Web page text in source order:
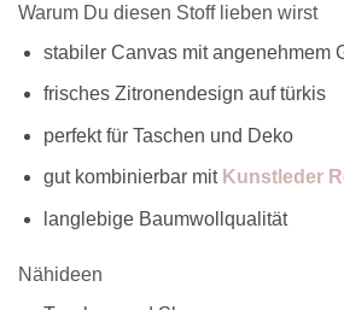
Warum Du diesen Stoff lieben wirst
stabiler Canvas mit angenehmem
frisches Zitronendesign auf türkis
perfekt für Taschen und Deko
gut kombinierbar mit Kunstleder
langlebige Baumwollqualität
Nähideen